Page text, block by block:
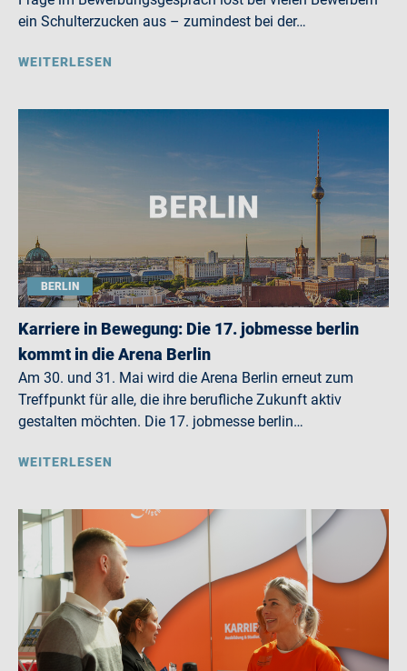
ein Schulterzucken aus – zumindest bei der…
WEITERLESEN
BERLIN
Karriere in Bewegung: Die 17. jobmesse berlin
kommt in die Arena Berlin
Am 30. und 31. Mai wird die Arena Berlin erneut zum
Treffpunkt für alle, die ihre berufliche Zukunft aktiv
gestalten möchten. Die 17. jobmesse berlin…
WEITERLESEN